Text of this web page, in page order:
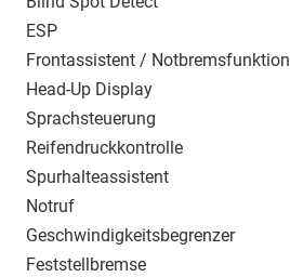
ESP
Frontassistent / Notbremsfunktion
Head-Up Display
Sprachsteuerung
Reifendruckkontrolle
Spurhalteassistent
Notruf
Geschwindigkeitsbegrenzer
Feststellbremse